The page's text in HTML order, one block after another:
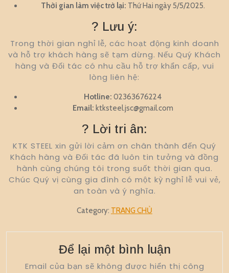
Thời gian làm việc trở lại: Thứ Hai ngày 5/5/2025.
? Lưu ý:
Trong thời gian nghỉ lễ, các hoạt động kinh doanh
và hỗ trợ khách hàng sẽ tạm dừng. Nếu Quý Khách
hàng và Đối tác có nhu cầu hỗ trợ khẩn cấp, vui
lòng liên hệ:
Hotline: 02363676224
Email: ktksteel.jsc@gmail.com
? Lời tri ân:
KTK STEEL xin gửi lời cảm ơn chân thành đến Quý
Khách hàng và Đối tác đã luôn tin tưởng và đồng
hành cùng chúng tôi trong suốt thời gian qua.
Chúc Quý vị cùng gia đình có một kỳ nghỉ lễ vui vẻ,
an toàn và ý nghĩa.
Category: TRANG CHỦ
Để lại một bình luận
Email của bạn sẽ không được hiển thị công